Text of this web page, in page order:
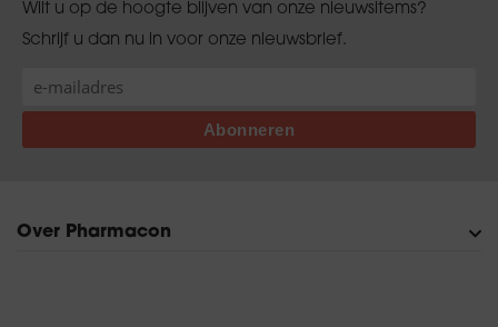
Wilt u op de hoogte blijven van onze nieuwsitems?
Schrijf u dan nu in voor onze nieuwsbrief.
Over Pharmacon